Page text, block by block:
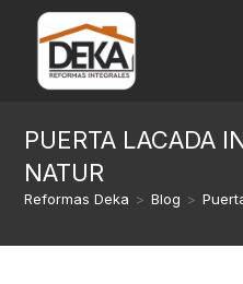
PUERTA LACADA
NATUR
Reformas Deka > Blog >